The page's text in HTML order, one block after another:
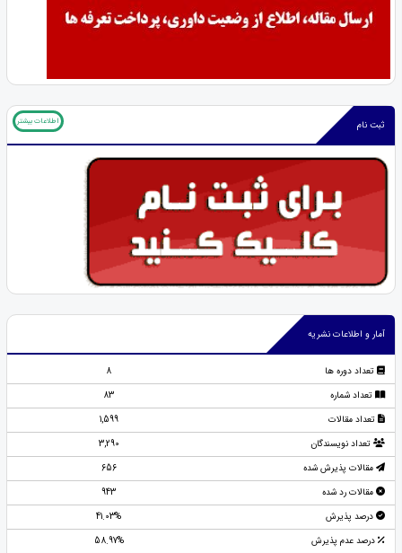
ثبت نام اطلاعات بیشتر
آمار و اطلاعات نشریه
تعداد دوره ها
8
تعداد شماره
83
تعداد مقالات
1,599
تعداد نویسندگان
3,290
مقالات پذیرش شده
656
مقالات رد شده
943
درصد پذیرش
41.03%
درصد عدم پذیرش
58.97%